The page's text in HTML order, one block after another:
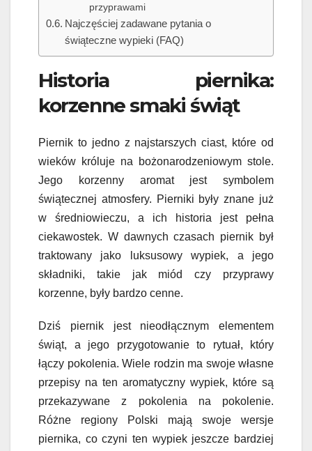
przyprawami
Najczęściej zadawane pytania o
świąteczne wypieki (FAQ)
Historia piernika:
korzenne smaki świąt
Piernik to jedno z najstarszych ciast, które od
wieków króluje na bożonarodzeniowym stole.
Jego korzenny aromat jest symbolem
świątecznej atmosfery. Pierniki były znane już
w średniowieczu, a ich historia jest pełna
ciekawostek. W dawnych czasach piernik był
traktowany jako luksusowy wypiek, a jego
składniki, takie jak miód czy przyprawy
korzenne, były bardzo cenne.
Dziś piernik jest nieodłącznym elementem
świąt, a jego przygotowanie to rytuał, który
łączy pokolenia. Wiele rodzin ma swoje własne
przepisy na ten aromatyczny wypiek, które są
przekazywane z pokolenia na pokolenie.
Różne regiony Polski mają swoje wersje
piernika, co czyni ten wypiek jeszcze bardziej